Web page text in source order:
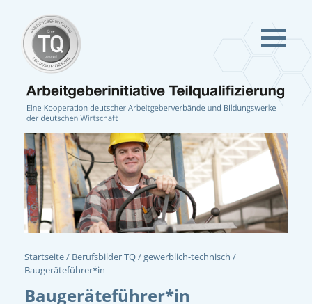
Startseite Berufsbilder TQ
gewerblich-technisch
Baugeräteführer*in
Baugeräteführer*in